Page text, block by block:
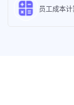
员工成本